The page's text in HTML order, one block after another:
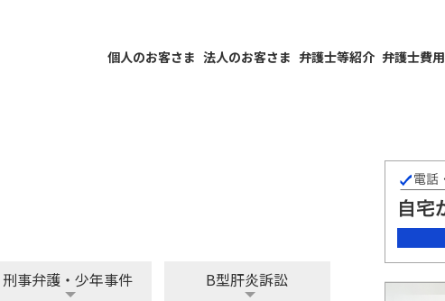
個人のお客さま 法人のお客さま 弁護士等紹介 弁護士費用
刑事弁護・少年事件 B型肝炎訴訟